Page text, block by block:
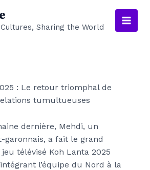
Sharing the World
Main
dernière, Mehdi, un
garonnais, a fait le grand
télévisé Koh Lanta 2025
l’équipe du Nord à la